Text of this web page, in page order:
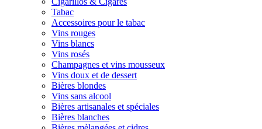
Tabac
Accessoires pour le tabac
Vins rouges
Vins blancs
Vins rosés
Champagnes et vins mousseux
Vins doux et de dessert
Bières blondes
Vins sans alcool
Bières artisanales et spéciales
Bières blanches